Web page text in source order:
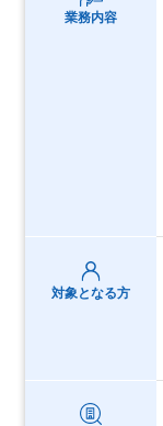
業務内容
対象となる方